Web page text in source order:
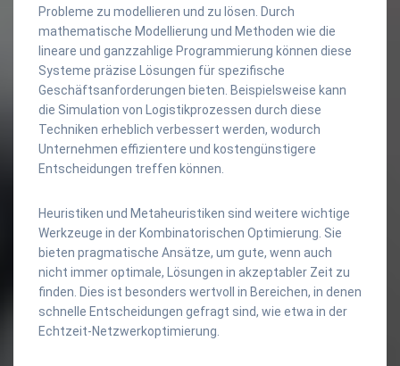
Probleme zu modellieren und zu lösen. Durch
mathematische Modellierung und Methoden wie die
lineare und ganzzahlige Programmierung können diese
Systeme präzise Lösungen für spezifische
Geschäftsanforderungen bieten. Beispielsweise kann
die Simulation von Logistikprozessen durch diese
Techniken erheblich verbessert werden, wodurch
Unternehmen effizientere und kostengünstigere
Entscheidungen treffen können.
Heuristiken und Metaheuristiken sind weitere wichtige
Werkzeuge in der Kombinatorischen Optimierung. Sie
bieten pragmatische Ansätze, um gute, wenn auch
nicht immer optimale, Lösungen in akzeptabler Zeit zu
finden. Dies ist besonders wertvoll in Bereichen, in denen
schnelle Entscheidungen gefragt sind, wie etwa in der
Echtzeit-Netzwerkoptimierung.